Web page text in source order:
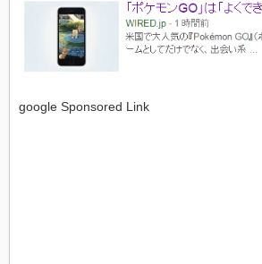
google Sponsored Link